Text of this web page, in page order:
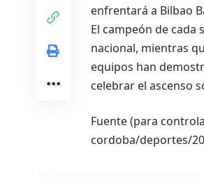
enfrentará a Bilbao
El campeón de
nacional, mientras
equipos han
celebrar el ascenso
Fuente (para
cordoba/deportes/